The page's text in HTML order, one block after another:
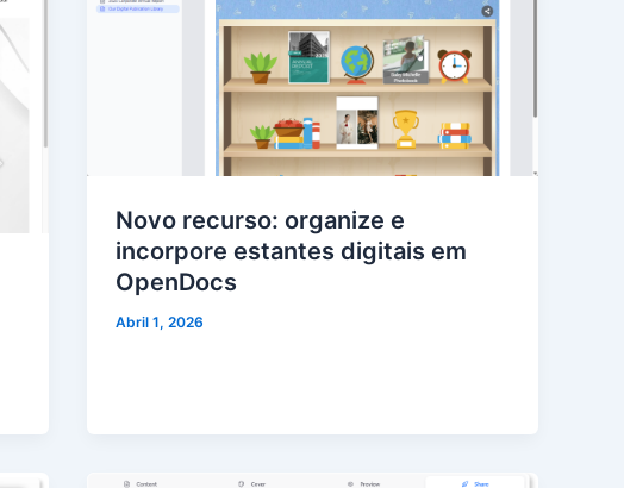
Novo recurso: organize e
incorpore estantes digitais em
OpenDocs
Abril 1, 2026